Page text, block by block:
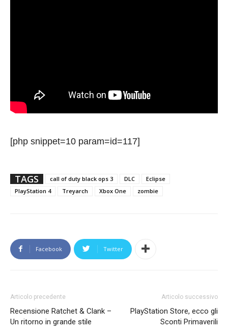
[php snippet=10 param=id=117]
TAGS call of duty black ops 3 DLC
Eclipse
PlayStation 4
Treyarch Xbox One zombie
Facebook Twitter
Articolo precedente
Recensione Ratchet & Clank –
Un ritorno in grande stile
Articolo successivo
PlayStation Store, ecco gli
Sconti Primaverili